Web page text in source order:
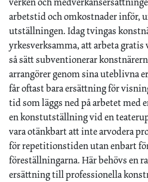
arbetstid och omkostnader inför,
utställningen. Idag tvingas
yrkesverksamma, att arbeta
så sätt subventionerar
arrangörer genom sina uteblivna
får oftast bara ersättning för
tid som läggs ned på arbetet med
en konstutställning vid en
vara otänkbart att inte arvodera
för repetitionstiden utan enbart
föreställningarna. Här behövs en
ersättning till professionella